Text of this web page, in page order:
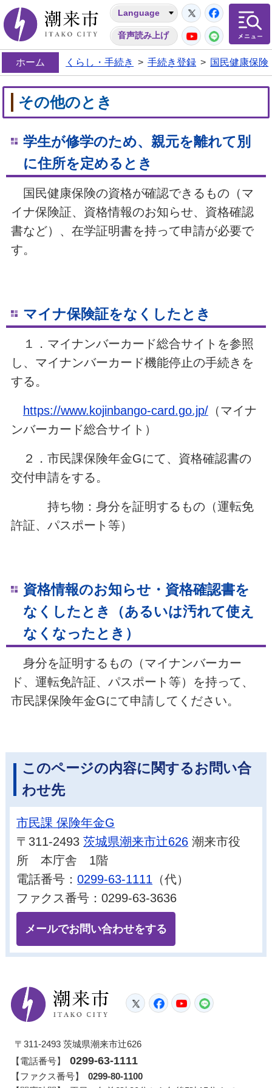
潮来市
Language
音声読み上げ
Twitter
YouTube
LINE
ホーム くらし・手続き > 手続き登録 > 国民健康保険
その他のとき
学生が修学のため、親元を離れて別
に住所を定めるとき
国民健康保険の資格が確認できるもの（マ
イナ保険証、資格情報のお知らせ、資格確認
書など）、在学証明書を持って申請が必要で
す。
マイナ保険証をなくしたとき
１．マイナンバーカード総合サイトを参照
し、マイナンバーカード機能停止の手続きを
する。
https://www.kojinbango-card.go.jp/（マイナ
ンバーカード総合サイト）
２．市民課保険年金Gにて、資格確認書の
交付申請をする。
持ち物：身分を証明するもの（運転免
許証、パスポート等）
資格情報のお知らせ・資格確認書を
なくしたとき（あるいは汚れて使え
なくなったとき）
身分を証明するもの（マイナンバーカー
ド、運転免許証、パスポート等）を持って、
市民課保険年金Gにて申請してください。
このページの内容に関するお問い合
わせ先
市民課 保険年金G
〒311-2493茨城県潮来市辻626 潮来市役
所 本庁舎 1階
電話番号：0299-63-1111 （代）
ファクス番号：0299-63-3636
メールでお問い合わせをする
潮来市
TwitterFacebook
YouTube
〒311-2493 茨城県潮来市辻626
【電話番号】
0299-63-1111
【ファクス番号】
0299-80-1100